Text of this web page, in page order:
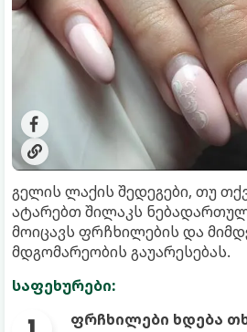
გელის ლაქის შედეგები, თუ
ატარებთ შილაკს
მოიცავს ფრჩხილების და
მდგომარეობის გაუარესებას.
საფეხურები:
ფრჩხილები ხდება